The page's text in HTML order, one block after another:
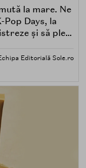
la mare. Ne
Days, la
și să pleci
Editorială Sole.ro